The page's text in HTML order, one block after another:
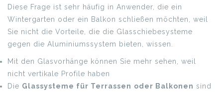
Diese Frage ist sehr häufig in Anwender, die ein
Wintergarten oder ein Balkon schließen möchten, weil
Sie nicht die Vorteile, die die Glasschiebesysteme
gegen die Aluminiumssystem bieten, wissen.
Mit den Glasvorhänge können Sie mehr sehen, weil
nicht vertikale Profile haben
Die Glassysteme für Terrassen oder Balkonen sind